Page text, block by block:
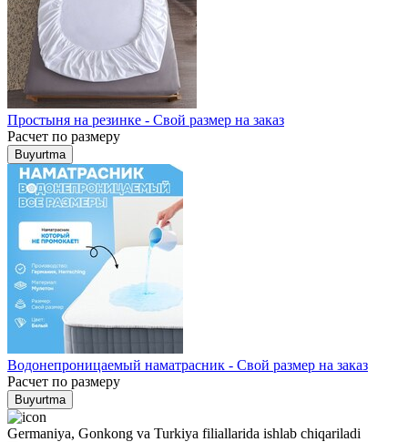
Простыня на резинке - Свой размер на заказ
Расчет по размеру
Buyurtma
Водонепроницаемый наматрасник - Свой размер на заказ
Расчет по размеру
Buyurtma
Germaniya, Gonkong va Turkiya filiallarida ishlab chiqariladi